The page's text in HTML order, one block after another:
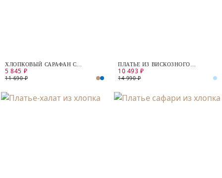
ХЛОПКОВЫЙ САРАФАН С
НАКЛАДНЫМИ КАРМАНАМИ
5 845 ₽
11 690 ₽
ПЛАТЬЕ ИЗ ВИСКОЗНОГО
ЖАККАРДА
10 493 ₽
14 990 ₽